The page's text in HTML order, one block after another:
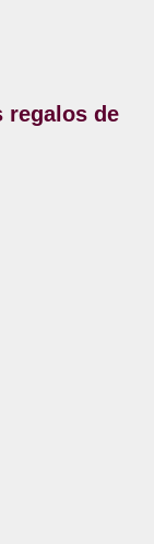
regalos de